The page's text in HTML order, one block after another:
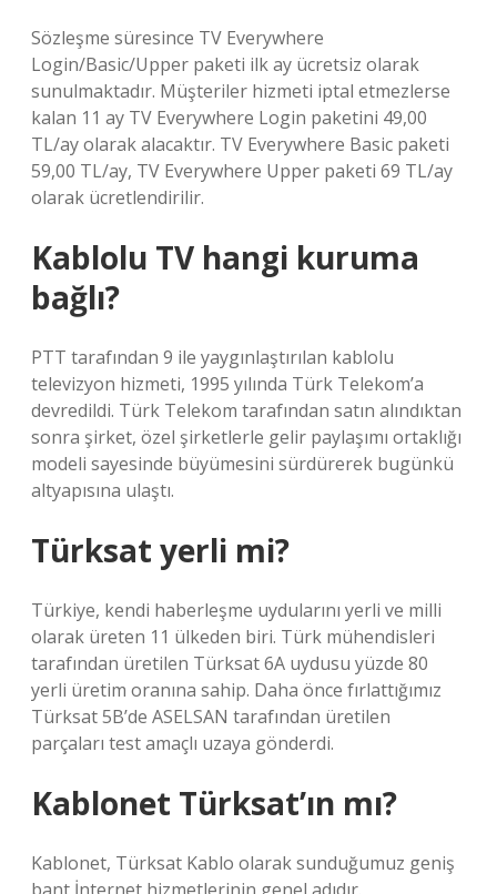
Sözleşme süresince TV Everywhere
Login/Basic/Upper paketi ilk ay ücretsiz olarak
sunulmaktadır. Müşteriler hizmeti iptal etmezlerse
kalan 11 ay TV Everywhere Login paketini 49,00
TL/ay olarak alacaktır. TV Everywhere Basic paketi
59,00 TL/ay, TV Everywhere Upper paketi 69 TL/ay
olarak ücretlendirilir.
Kablolu TV hangi kuruma
bağlı?
PTT tarafından 9 ile yaygınlaştırılan kablolu
televizyon hizmeti, 1995 yılında Türk Telekom’a
devredildi. Türk Telekom tarafından satın alındıktan
sonra şirket, özel şirketlerle gelir paylaşımı ortaklığı
modeli sayesinde büyümesini sürdürerek bugünkü
altyapısına ulaştı.
Türksat yerli mi?
Türkiye, kendi haberleşme uydularını yerli ve milli
olarak üreten 11 ülkeden biri. Türk mühendisleri
tarafından üretilen Türksat 6A uydusu yüzde 80
yerli üretim oranına sahip. Daha önce fırlattığımız
Türksat 5B’de ASELSAN tarafından üretilen
parçaları test amaçlı uzaya gönderdi.
Kablonet Türksat’ın mı?
Kablonet, Türksat Kablo olarak sunduğumuz geniş